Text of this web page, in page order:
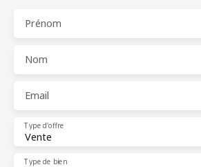
Prénom
Nom
Email
Vente
Type d'offre
Type de bien